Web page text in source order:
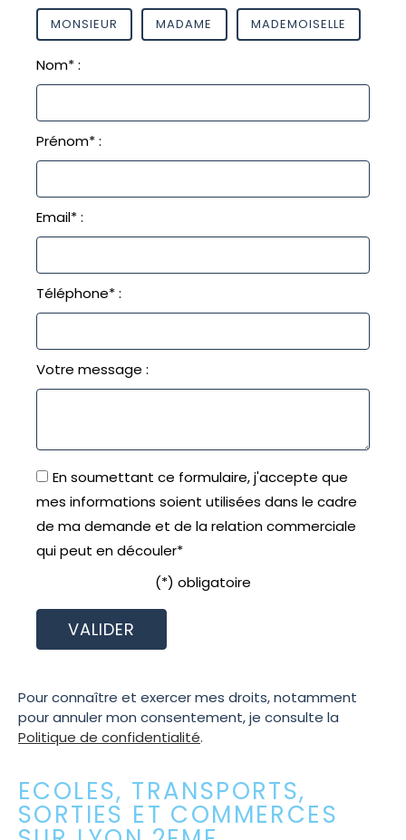
MONSIEUR MADAME MADEMOISELLE
Nom* :
Prénom* :
Email* :
Téléphone* :
Votre message :
En soumettant ce formulaire, j'accepte que
mes informations soient utilisées dans le cadre
de ma demande et de la relation commerciale
qui peut en découler*
(*) obligatoire
Pour connaître et exercer mes droits, notamment
pour annuler mon consentement, je consulte la
Politique de confidentialité.
ECOLES, TRANSPORTS,
SORTIES ET COMMERCES